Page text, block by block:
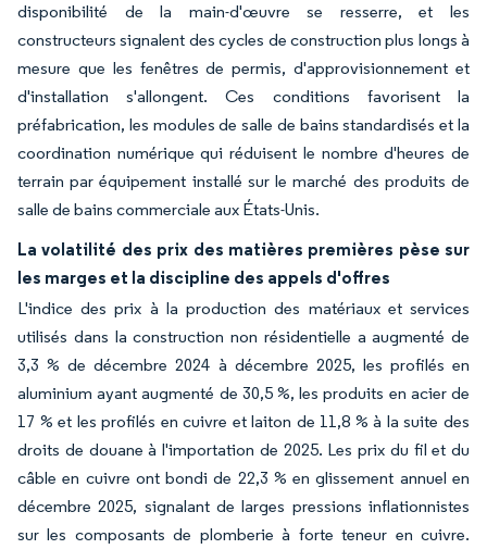
disponibilité de la main-d'œuvre se resserre, et les
constructeurs signalent des cycles de construction plus longs à
mesure que les fenêtres de permis, d'approvisionnement et
d'installation s'allongent. Ces conditions favorisent la
préfabrication, les modules de salle de bains standardisés et la
coordination numérique qui réduisent le nombre d'heures de
terrain par équipement installé sur le marché des produits de
salle de bains commerciale aux États-Unis.
La volatilité des prix des matières premières pèse sur
les marges et la discipline des appels d'offres
L'indice des prix à la production des matériaux et services
utilisés dans la construction non résidentielle a augmenté de
3,3 % de décembre 2024 à décembre 2025, les profilés en
aluminium ayant augmenté de 30,5 %, les produits en acier de
17 % et les profilés en cuivre et laiton de 11,8 % à la suite des
droits de douane à l'importation de 2025. Les prix du fil et du
câble en cuivre ont bondi de 22,3 % en glissement annuel en
décembre 2025, signalant de larges pressions inflationnistes
sur les composants de plomberie à forte teneur en cuivre.